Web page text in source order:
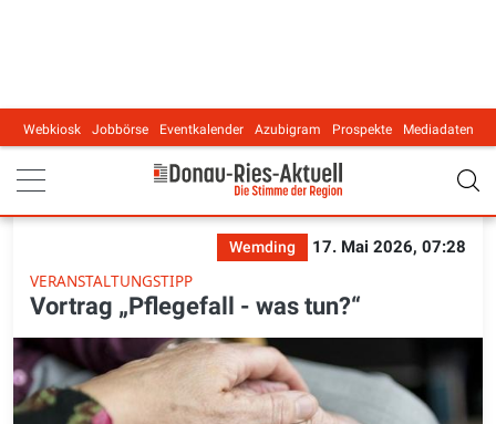
Main navigation
Webkiosk Jobbörse Eventkalender Azubigram Prospekte Mediadaten
Wemding
17. Mai 2026, 07:28
VERANSTALTUNGSTIPP
Vortrag „Pflegefall - was tun?“